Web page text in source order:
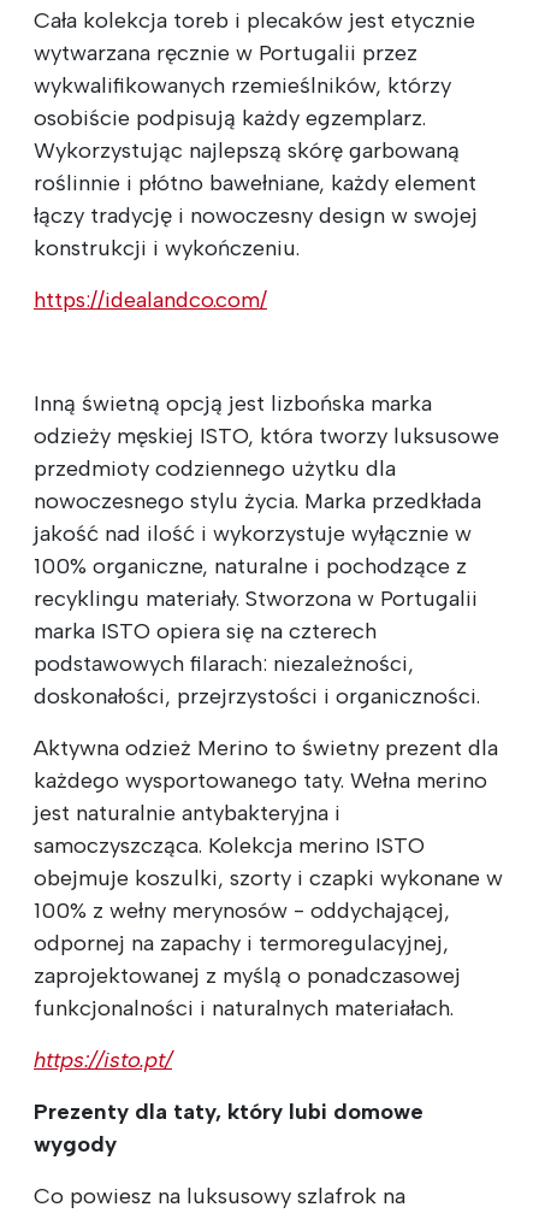
Cała kolekcja toreb i plecaków jest etycznie
wytwarzana ręcznie w Portugalii przez
wykwalifikowanych rzemieślników, którzy
osobiście podpisują każdy egzemplarz.
Wykorzystując najlepszą skórę garbowaną
roślinnie i płótno bawełniane, każdy element
łączy tradycję i nowoczesny design w swojej
konstrukcji i wykończeniu.
https://idealandco.com/
Inną świetną opcją jest lizbońska marka
odzieży męskiej ISTO, która tworzy luksusowe
przedmioty codziennego użytku dla
nowoczesnego stylu życia. Marka przedkłada
jakość nad ilość i wykorzystuje wyłącznie w
100% organiczne, naturalne i pochodzące z
recyklingu materiały. Stworzona w Portugalii
marka ISTO opiera się na czterech
podstawowych filarach: niezależności,
doskonałości, przejrzystości i organiczności.
Aktywna odzież Merino to świetny prezent dla
każdego wysportowanego taty. Wełna merino
jest naturalnie antybakteryjna i
samoczyszcząca. Kolekcja merino ISTO
obejmuje koszulki, szorty i czapki wykonane w
100% z wełny merynosów - oddychającej,
odpornej na zapachy i termoregulacyjnej,
zaprojektowanej z myślą o ponadczasowej
funkcjonalności i naturalnych materiałach.
https://isto.pt/
Prezenty dla taty, który lubi domowe
wygody
Co powiesz na luksusowy szlafrok na